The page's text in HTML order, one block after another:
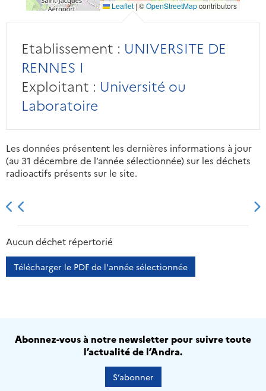
Leaflet | ©OpenStreetMapcontributors
Etablissement : UNIVERSITE DE
RENNES I
Exploitant : Université ou
Laboratoire
Les données présentent les dernières informations à jour
(au 31 décembre de l’année sélectionnée) sur les déchets
radioactifs présents sur le site.
2013 2014
Aucun déchet répertorié
Télécharger le PDF de l'année sélectionnée
Abonnez-vous à notre newsletter pour suivre toute
l’actualité de l’Andra.
S’abonner